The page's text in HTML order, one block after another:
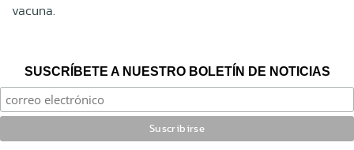
vacuna.
SUSCRÍBETE A NUESTRO BOLETÍN DE NOTICIAS